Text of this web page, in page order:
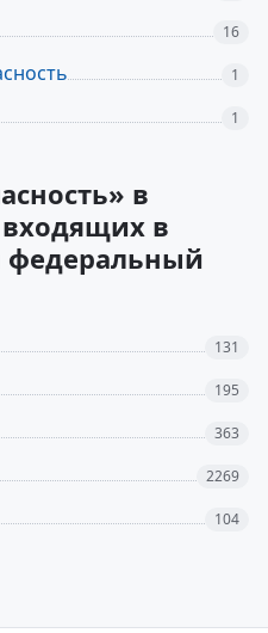
16
1
1
в
входящих в
федеральный
131
195
363
2269
104